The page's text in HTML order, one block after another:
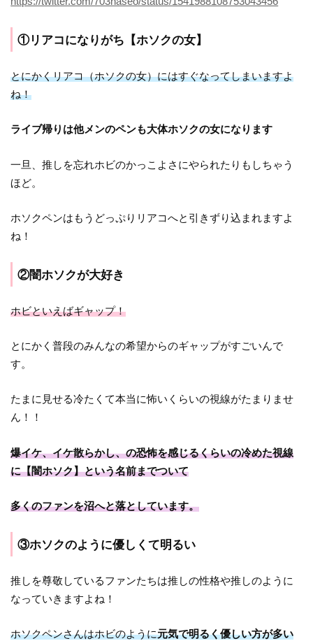
①リアコになりがち【ホソクの女】
とにかくリアコ（ホソクの女）にはすぐなってしまいますよ
ね！
ライブ帰りは他メンのペンも大体ホソクの女になります
一旦、推しを忘れホビのかっこよさにやられたりもしちゃう
ほど。
ホソクペンはもうどっぷりリアコへと引きずり込まれますよ
ね！
②闇ホソクが大好き
ホビといえばギャップ！
とにかく普段のみんなの希望からのギャップがすごいんで
す。
たまに見せる冷たくて本当に怖いくらいの視線がたまりませ
ん！！
爆イケ、イケ散らかし、の恐怖を感じるくらいの冷めた視線
に【闇ホソク】という名前までついて
多くのファンを沼へと落としています。
③ホソクのように優しくて明るい
推しを尊敬しているファンたちは推しの性格や推しのように
なっていきますよね！
ホソクペンさんはホビのように元気で明るく優しい方が多い